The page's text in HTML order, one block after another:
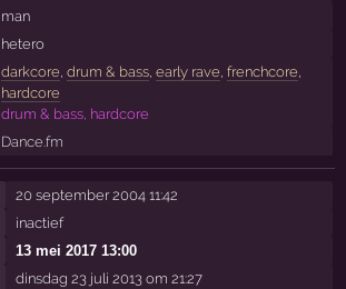
man
hetero
darkcore drum & bass, early rave frenchcore
hardcore
drum & bass, hardcore
Dance.fm
20 september 2004 11:42
inactief
13 mei 2017 13:00
dinsdag 23 juli 2013 om 21:27